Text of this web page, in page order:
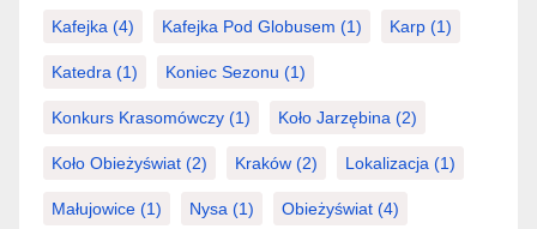
Kafejka (4) Kafejka Pod Globusem (1) Karp (1)
Katedra (1) Koniec Sezonu (1)
Konkurs Krasomówczy (1) Koło Jarzębina (2)
Koło Obieżyświat (2) Kraków (2) Lokalizacja (1)
Małujowice (1) Nysa (1) Obieżyświat (4)